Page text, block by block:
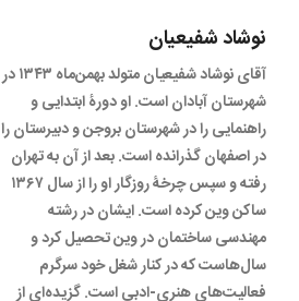
نوشاد شفیعیان
آقای نوشاد شفیعیان متولد بهمن‌ماه ۱۳۴۳ در
شهرستان آبادان است. او دورۀ ابتدایی و
راهنمایی را در شهرستان بروجن و دبیرستان را
در اصفهان گذرانده است. بعد از آن به تهران
رفته و سپس چرخۀ روزگار او را از سال ۱۳۶۷
ساکن وین کرده است. ایشان در رشته
مهندسی ساختمان در وین تحصیل کرد و
سال‌هاست که در کنار شغل خود سرگرم
فعالیت‌های هنری-ادبی است. گزیده‌ای از